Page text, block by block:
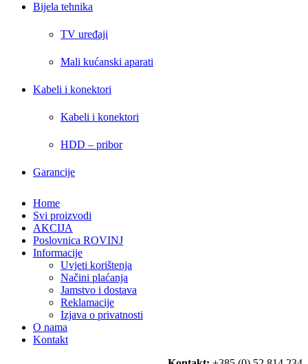
Bijela tehnika
TV uređaji
Mali kućanski aparati
Kabeli i konektori
Kabeli i konektori
HDD – pribor
Garancije
Home
Svi proizvodi
AKCIJA
Poslovnica ROVINJ
Informacije
Uvjeti korištenja
Načini plaćanja
Jamstvo i dostava
Reklamacije
Izjava o privatnosti
O nama
Kontakt